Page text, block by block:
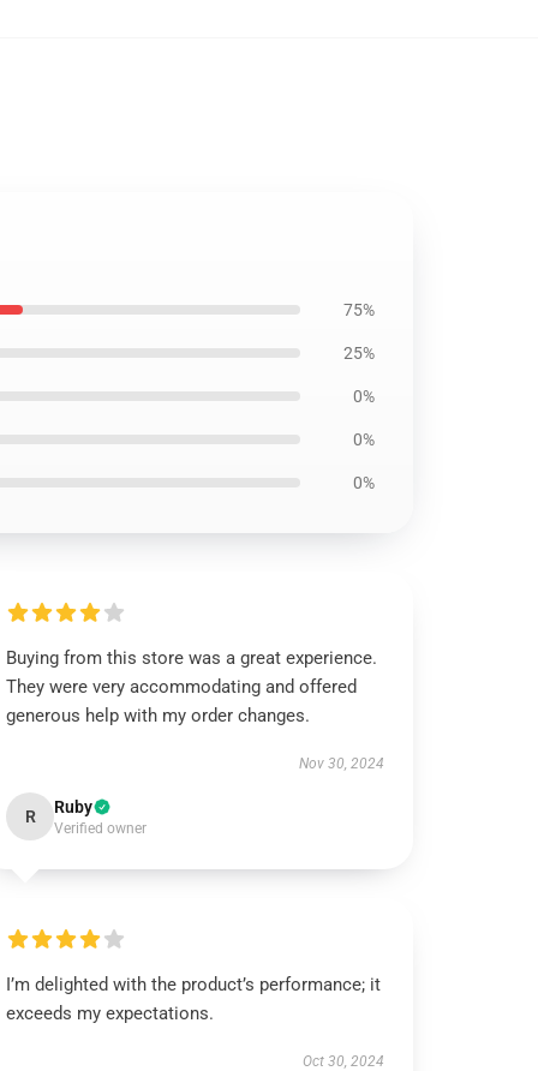
75%
25%
0%
0%
0%
Buying from this store was a great experience.
They were very accommodating and offered
generous help with my order changes.
Nov 30, 2024
R Ruby
Verified owner
I’m delighted with the product’s performance; it
exceeds my expectations.
Oct 30, 2024